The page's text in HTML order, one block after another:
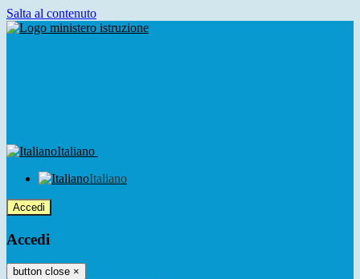
Salta al contenuto
Italiano
Italiano
Accedi
Accedi
button close ×